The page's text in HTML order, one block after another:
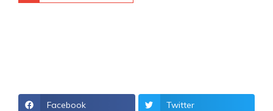
Facebook Twitter